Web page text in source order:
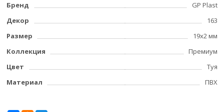
Бренд
GP Plast
Декор
163
Размер
19x2 мм
Коллекция
Премиум
Цвет
Туя
Материал
ПВХ